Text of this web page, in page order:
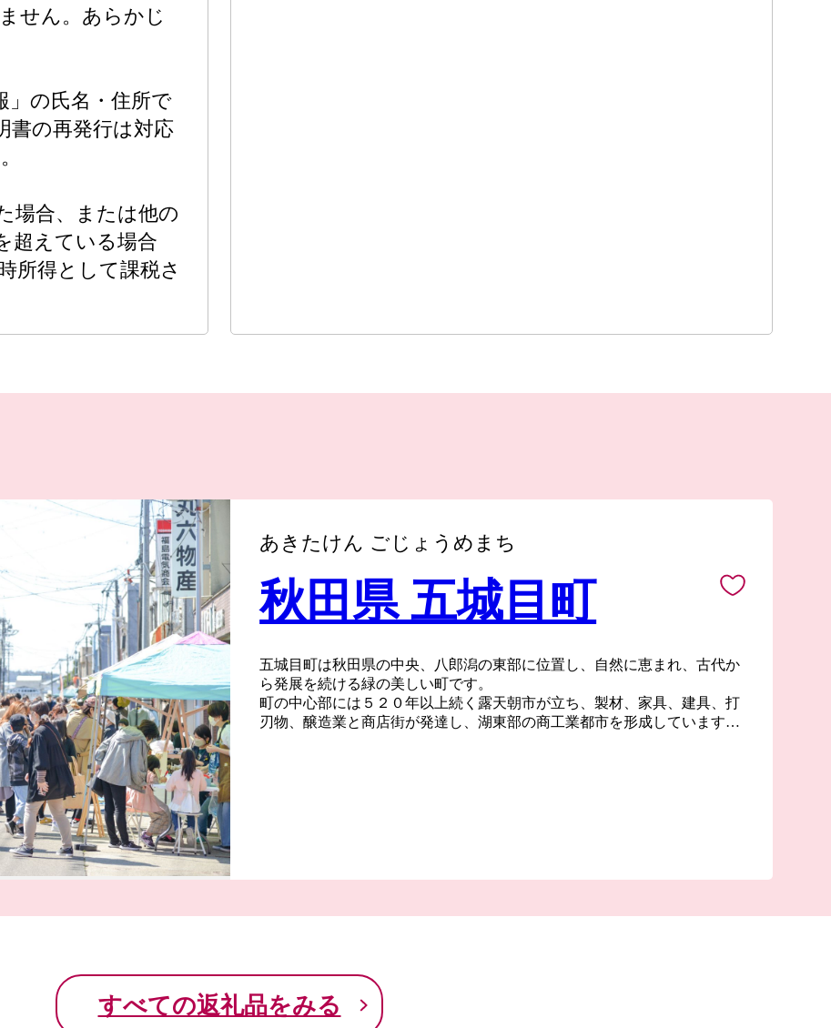
せん。あらかじ
」の氏名・住所で
の再発行は対応
場合、または他の
超えている場合
所得として課税さ
あきたけん ごじょうめまち
秋田県 五城目町
五城目町は秋田県の中央、八郎潟の東部に位置し、自然に恵まれ、古代か
ら発展を続ける緑の美しい町です。
町の中心部には５２０年以上続く露天朝市が立ち、製材、家具、建具、打
刃物、醸造業と商店街が発達し、湖東部の商工業都市を形成しています。
すべての返礼品をみる